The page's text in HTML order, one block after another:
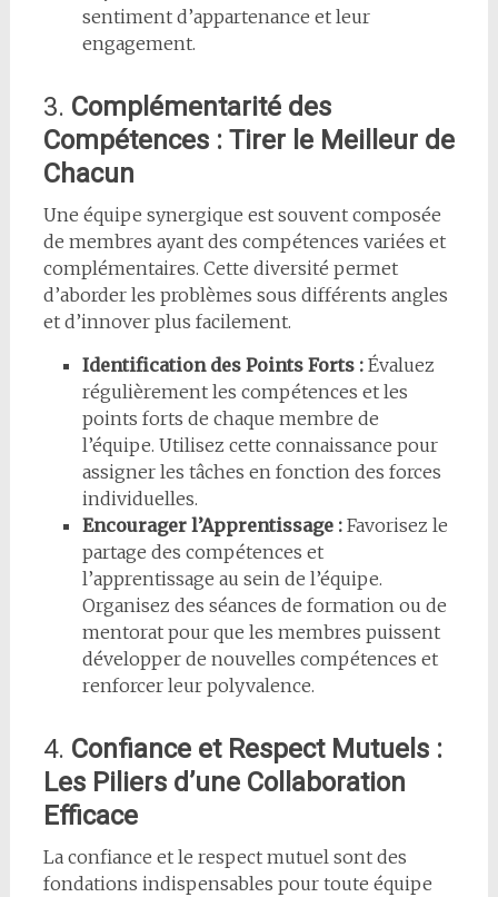
sentiment d’appartenance et leur
engagement.
3. Complémentarité des
Compétences : Tirer le Meilleur de
Chacun
Une équipe synergique est souvent composée
de membres ayant des compétences variées et
complémentaires. Cette diversité permet
d’aborder les problèmes sous différents angles
et d’innover plus facilement.
Identification des Points Forts :Évaluez
régulièrement les compétences et les
points forts de chaque membre de
l’équipe. Utilisez cette connaissance pour
assigner les tâches en fonction des forces
individuelles.
Encourager l’Apprentissage :Favorisez le
partage des compétences et
l’apprentissage au sein de l’équipe.
Organisez des séances de formation ou de
mentorat pour que les membres puissent
développer de nouvelles compétences et
renforcer leur polyvalence.
4. Confiance et Respect Mutuels :
Les Piliers d’une Collaboration
Efficace
La confiance et le respect mutuel sont des
fondations indispensables pour toute équipe